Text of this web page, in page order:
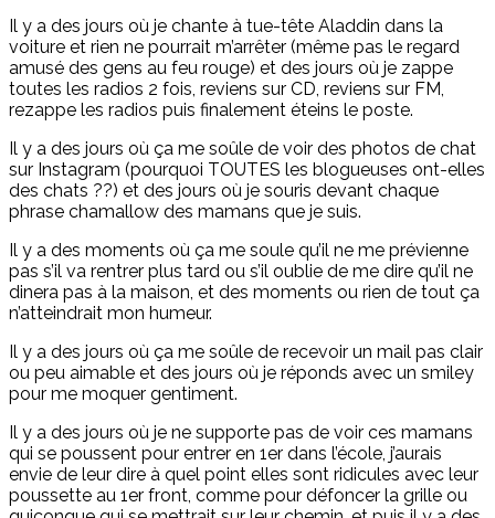
Il y a des jours où je chante à tue-tête Aladdin dans la
voiture et rien ne pourrait m’arrêter (même pas le regard
amusé des gens au feu rouge) et des jours où je zappe
toutes les radios 2 fois, reviens sur CD, reviens sur FM,
rezappe les radios puis finalement éteins le poste.
Il y a des jours où ça me soûle de voir des photos de chat
sur Instagram (pourquoi TOUTES les blogueuses ont-elles
des chats ??) et des jours où je souris devant chaque
phrase chamallow des mamans que je suis.
Il y a des moments où ça me soule qu’il ne me prévienne
pas s’il va rentrer plus tard ou s’il oublie de me dire qu’il ne
dinera pas à la maison, et des moments ou rien de tout ça
n’atteindrait mon humeur.
Il y a des jours où ça me soûle de recevoir un mail pas clair
ou peu aimable et des jours où je réponds avec un smiley
pour me moquer gentiment.
Il y a des jours où je ne supporte pas de voir ces mamans
qui se poussent pour entrer en 1er dans l’école, j’aurais
envie de leur dire à quel point elles sont ridicules avec leur
poussette au 1er front, comme pour défoncer la grille ou